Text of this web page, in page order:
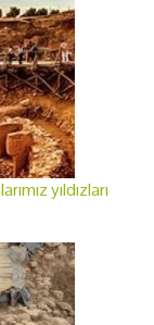
yıldızları